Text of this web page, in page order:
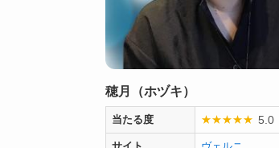
穂月（ホヅキ）
当たる度 ★★★★★ 5.0